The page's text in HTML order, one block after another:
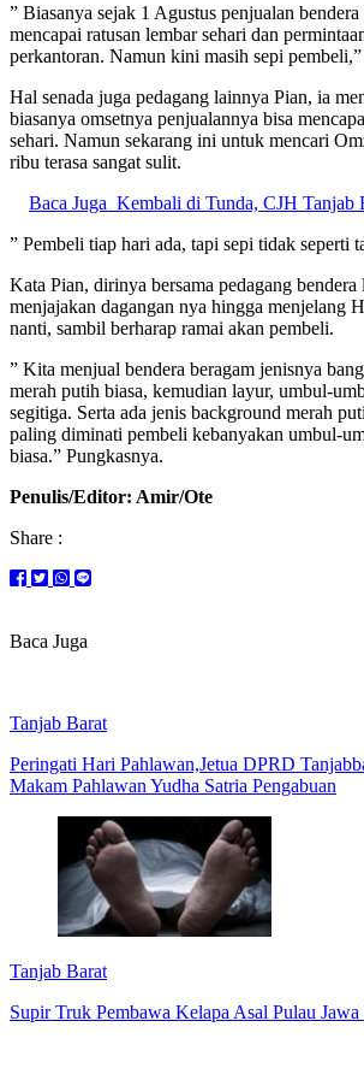
” Biasanya sejak 1 Agustus penjualan
mencapai ratusan lembar sehari dan
perkantoran. Namun kini masih sepi
Hal senada juga pedagang lainnya Pian, ia
biasanya omsetnya penjualannya bisa
sehari. Namun sekarang ini untuk mencari
ribu terasa sangat sulit.
Baca Juga Kembali di Tunda, CJH Tanjab
” Pembeli tiap hari ada, tapi sepi tidak seperti
Kata Pian, dirinya bersama pedagang
menjajakan dagangan nya hingga menjelang
nanti, sambil berharap ramai akan pembeli.
” Kita menjual bendera beragam jenisnya
merah putih biasa, kemudian layur, umbul-
segitiga. Serta ada jenis background merah
paling diminati pembeli kebanyakan umbul-
biasa.” Pungkasnya.
Penulis/Editor: Amir/Ote
Share :
Baca Juga
Tanjab Barat
Peringati Hari Pahlawan,Jetua DPRD
Makam Pahlawan Yudha Satria Pengabuan
Tanjab Barat
Supir Truk Pembawa Kelapa Asal Pulau